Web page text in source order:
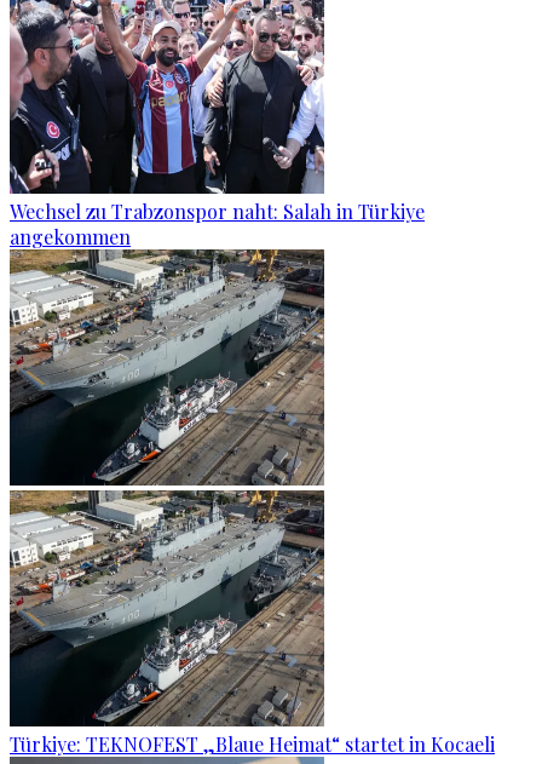
Wechsel zu Trabzonspor naht: Salah in Türkiye
angekommen
Türkiye: TEKNOFEST „Blaue Heimat“ startet in Kocaeli